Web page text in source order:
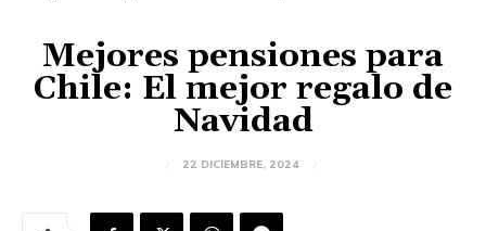
Mejores pensiones para
Chile: El mejor regalo de
Navidad
22 DICIEMBRE, 2024